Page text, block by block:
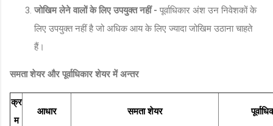
जोखिम लेने वालों के लिए उपयुक्त नहीं - पूर्वाधिकार अंश उन निवेशकों के
लिए उपयुक्त नहीं है जो अधिक आय के लिए ज्यादा जोखिम उठाना चाहते
हैं।
समता शेयर और पूर्वाधिकार शेयर में अन्तर
क्र
म
आधार समता शेयर